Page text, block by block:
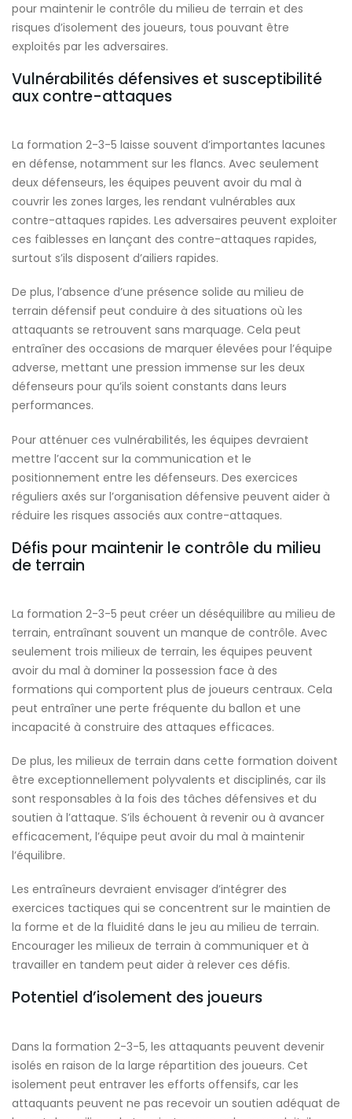
pour maintenir le contrôle du milieu de terrain et des
risques d’isolement des joueurs, tous pouvant être
exploités par les adversaires.
Vulnérabilités défensives et susceptibilité
aux contre-attaques
La formation 2-3-5 laisse souvent d’importantes lacunes
en défense, notamment sur les flancs. Avec seulement
deux défenseurs, les équipes peuvent avoir du mal à
couvrir les zones larges, les rendant vulnérables aux
contre-attaques rapides. Les adversaires peuvent exploiter
ces faiblesses en lançant des contre-attaques rapides,
surtout s’ils disposent d’ailiers rapides.
De plus, l’absence d’une présence solide au milieu de
terrain défensif peut conduire à des situations où les
attaquants se retrouvent sans marquage. Cela peut
entraîner des occasions de marquer élevées pour l’équipe
adverse, mettant une pression immense sur les deux
défenseurs pour qu’ils soient constants dans leurs
performances.
Pour atténuer ces vulnérabilités, les équipes devraient
mettre l’accent sur la communication et le
positionnement entre les défenseurs. Des exercices
réguliers axés sur l’organisation défensive peuvent aider à
réduire les risques associés aux contre-attaques.
Défis pour maintenir le contrôle du milieu
de terrain
La formation 2-3-5 peut créer un déséquilibre au milieu de
terrain, entraînant souvent un manque de contrôle. Avec
seulement trois milieux de terrain, les équipes peuvent
avoir du mal à dominer la possession face à des
formations qui comportent plus de joueurs centraux. Cela
peut entraîner une perte fréquente du ballon et une
incapacité à construire des attaques efficaces.
De plus, les milieux de terrain dans cette formation doivent
être exceptionnellement polyvalents et disciplinés, car ils
sont responsables à la fois des tâches défensives et du
soutien à l’attaque. S’ils échouent à revenir ou à avancer
efficacement, l’équipe peut avoir du mal à maintenir
l’équilibre.
Les entraîneurs devraient envisager d’intégrer des
exercices tactiques qui se concentrent sur le maintien de
la forme et de la fluidité dans le jeu au milieu de terrain.
Encourager les milieux de terrain à communiquer et à
travailler en tandem peut aider à relever ces défis.
Potentiel d’isolement des joueurs
Dans la formation 2-3-5, les attaquants peuvent devenir
isolés en raison de la large répartition des joueurs. Cet
isolement peut entraver les efforts offensifs, car les
attaquants peuvent ne pas recevoir un soutien adéquat de